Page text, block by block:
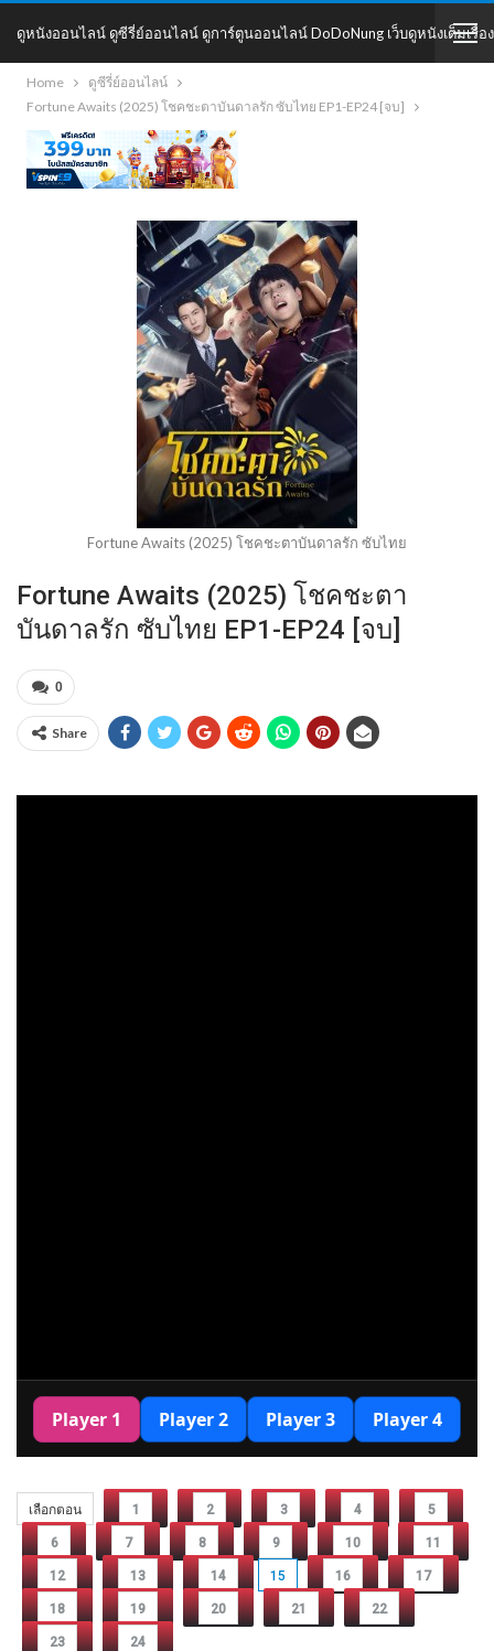
ดูหนังออนไลน์ ดูซีรี่ย์ออนไลน์ ดูการ์ตูนออนไลน์ DoDoNung เว็บดูหนังเต็มเรื่อง
DoDoNung
Home
ดูซีรี่ย์ออนไลน์
Fortune Awaits (2025) โชคชะตาบันดาลรัก ซับไทย EP1-EP24 [จบ]
Fortune Awaits (2025) โชคชะตาบันดาลรัก ซับไทย
Fortune Awaits (2025) โชคชะตา
บันดาลรัก ซับไทย EP1-EP24 [จบ]
0
Share
เลือกตอน 1 2 3 4 5
6 7 8 9 10 11
12 13 14 15 16 17
18 19 20 21 22
23 24